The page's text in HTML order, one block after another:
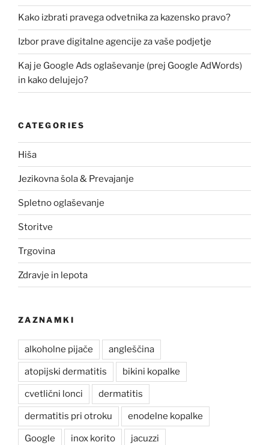
Kako izbrati pravega odvetnika za kazensko pravo?
Izbor prave digitalne agencije za vaše podjetje
Kaj je Google Ads oglaševanje (prej Google AdWords)
in kako delujejo?
CATEGORIES
Hiša
Jezikovna šola & Prevajanje
Spletno oglaševanje
Storitve
Trgovina
Zdravje in lepota
ZAZNAMKI
alkoholne pijače angleščina
atopijski dermatitis bikini kopalke
cvetlični lonci dermatitis
dermatitis pri otroku enodelne kopalke
Google inox korito jacuzzi